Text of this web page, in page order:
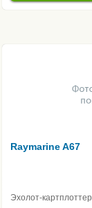
Raymarine A67
Эхолот-картплоттер